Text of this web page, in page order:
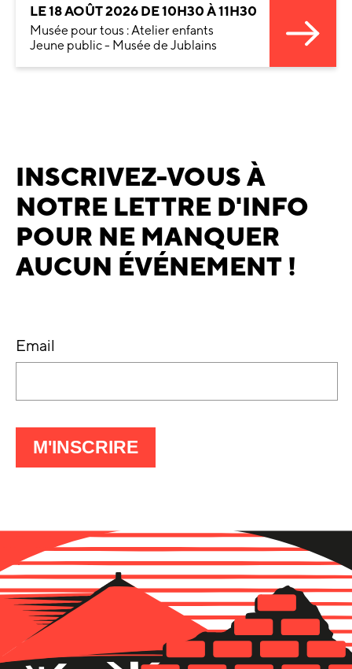
LE 18 AOÛT 2026 DE 10H30 À 11H30
Musée pour tous : Atelier enfants
Jeune public - Musée de Jublains
INSCRIVEZ-VOUS À
NOTRE LETTRE D'INFO
POUR NE MANQUER
AUCUN ÉVÉNEMENT !
Email
M'INSCRIREÀ
LA